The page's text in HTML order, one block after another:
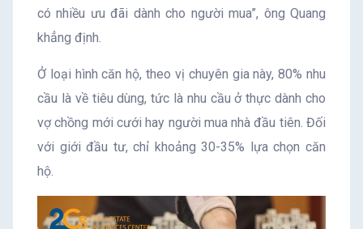
có nhiều ưu đãi dành cho người mua”, ông Quang
khẳng định.
Ở loại hình căn hộ, theo vị chuyên gia này, 80% nhu
cầu là về tiêu dùng, tức là nhu cầu ở thực dành cho
vợ chồng mới cưới hay người mua nhà đầu tiên. Đối
với giới đầu tư, chỉ khoảng 30-35% lựa chọn căn
hộ.